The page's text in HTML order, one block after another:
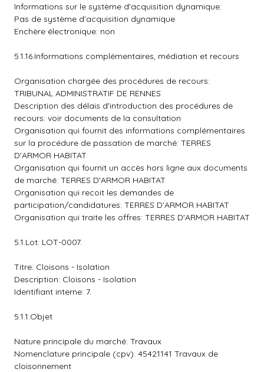
Informations sur le système d'acquisition dynamique:
Pas de système d'acquisition dynamique
Enchère électronique: non
5.1.16.Informations complémentaires, médiation et recours
Organisation chargée des procédures de recours:
TRIBUNAL ADMINISTRATIF DE RENNES
Description des délais d'introduction des procédures de
recours: voir documents de la consultation
Organisation qui fournit des informations complémentaires
sur la procédure de passation de marché: TERRES
D'ARMOR HABITAT
Organisation qui fournit un accès hors ligne aux documents
de marché: TERRES D'ARMOR HABITAT
Organisation qui recoit les demandes de
participation/candidatures: TERRES D'ARMOR HABITAT
Organisation qui traite les offres: TERRES D'ARMOR HABITAT
5.1.Lot: LOT-0007.
Titre: Cloisons - Isolation
Description: Cloisons - Isolation
Identifiant interne: 7.
5.1.1.Objet
Nature principale du marché: Travaux
Nomenclature principale (cpv): 45421141 Travaux de
cloisonnement